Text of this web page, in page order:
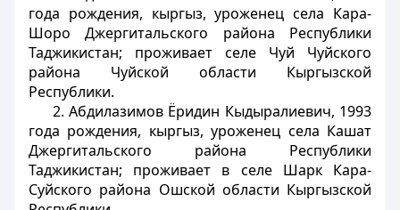
года рождения, кыргыз, уроженец села Кара-
Шоро Джергитальского района Республики
Таджикистан; проживает селе Чуй Чуйского
района Чуйской области Кыргызской
Республики.
2. Абдилазимов Ёридин Кыдыралиевич, 1993
года рождения, кыргыз, уроженец села Кашат
Джергитальского района Республики
Таджикистан; проживает в селе Шарк Кара-
Суйского района Ошской области Кыргызской